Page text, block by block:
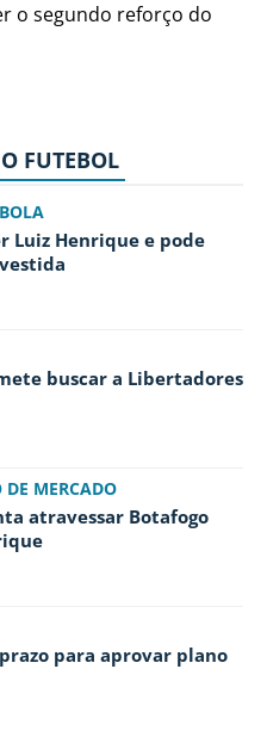
o segundo reforço do
FUTEBOL
Luiz Henrique e pode
buscar a Libertadores
DE MERCADO
atravessar Botafogo
para aprovar plano